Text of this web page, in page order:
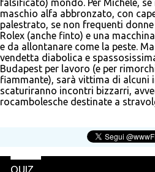
falsificato) mondo. Per Michele,
maschio alfa abbronzato, con
palestrato, se non frequenti
Rolex (anche finto) e una
e da allontanare come la peste.
vendetta diabolica e
Budapest per lavoro (e per
fiammante), sarà vittima di alcuni
scaturiranno incontri bizzarri,
rocambolesche destinate a
QUIZ